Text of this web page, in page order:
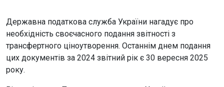
Державна податкова служба України нагадує про
необхідність своєчасного подання звітності з
трансфертного ціноутворення. Останнім днем подання
цих документів за 2024 звітний рік є 30 вересня 2025
року.